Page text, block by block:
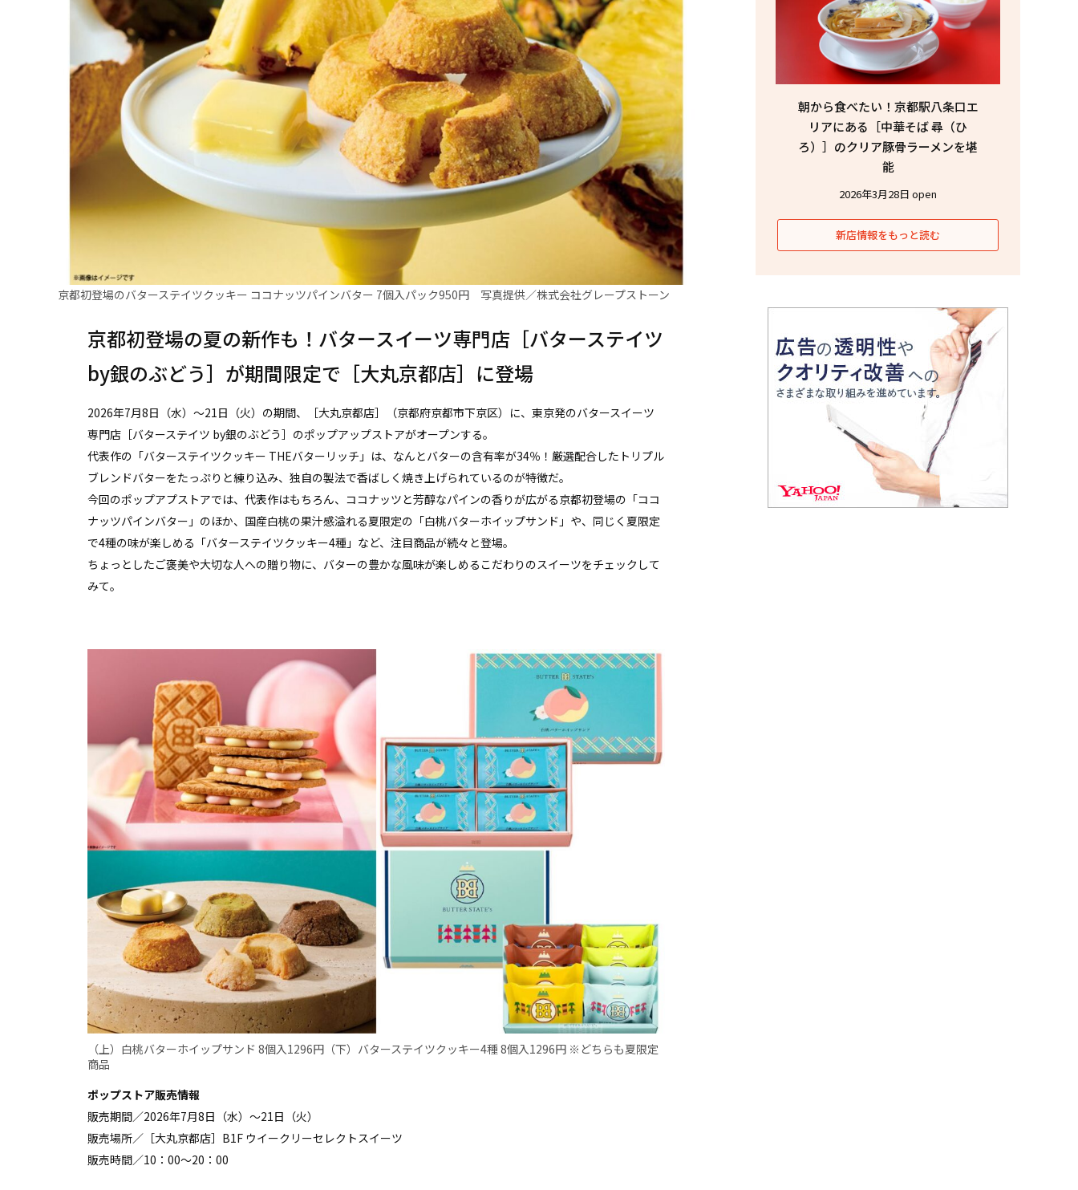
京都初登場のバターステイツクッキー ココナッツパインバター 7個入パック950円 写真提供／株式会社グレープストーン
京都初登場の夏の新作も！バタースイーツ専門店［バターステイツ
by銀のぶどう］が期間限定で［大丸京都店］に登場
2026年7月8日（水）～21日（火）の期間、［大丸京都店］（京都府京都市下京区）に、東京発のバタースイーツ
専門店［バターステイツ by銀のぶどう］のポップアップストアがオープンする。
代表作の「バターステイツクッキー THEバターリッチ」は、なんとバターの含有率が34％！厳選配合したトリプル
ブレンドバターをたっぷりと練り込み、独自の製法で香ばしく焼き上げられているのが特徴だ。
今回のポップアプストアでは、代表作はもちろん、ココナッツと芳醇なパインの香りが広がる京都初登場の「ココ
ナッツパインバター」のほか、国産白桃の果汁感溢れる夏限定の「白桃バターホイップサンド」や、同じく夏限定
で4種の味が楽しめる「バターステイツクッキー4種」など、注目商品が続々と登場。
ちょっとしたご褒美や大切な人への贈り物に、バターの豊かな風味が楽しめるこだわりのスイーツをチェックして
みて。
（上）白桃バターホイップサンド 8個入1296円（下）バターステイツクッキー4種 8個入1296円 ※どちらも夏限定
商品
ポップストア販売情報
販売期間／2026年7月8日（水）～21日（火）
販売場所／［大丸京都店］B1F ウイークリーセレクトスイーツ
販売時間／10：00〜20：00
朝から食べたい！京都駅八条口エ
リアにある［中華そば 尋（ひ
ろ）］のクリア豚骨ラーメンを堪
能
2026年3月28日 open
新店情報をもっと読む